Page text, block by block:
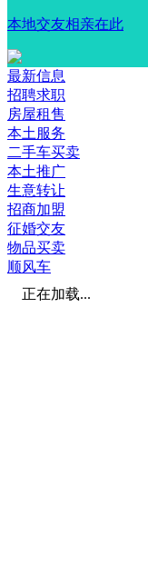
本地交友相亲在此
最新信息
招聘求职
房屋租售
本土服务
二手车买卖
本土推广
生意转让
招商加盟
征婚交友
物品买卖
顺风车
正在加载...